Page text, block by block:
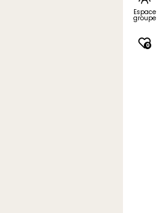
Espace
groupe
0